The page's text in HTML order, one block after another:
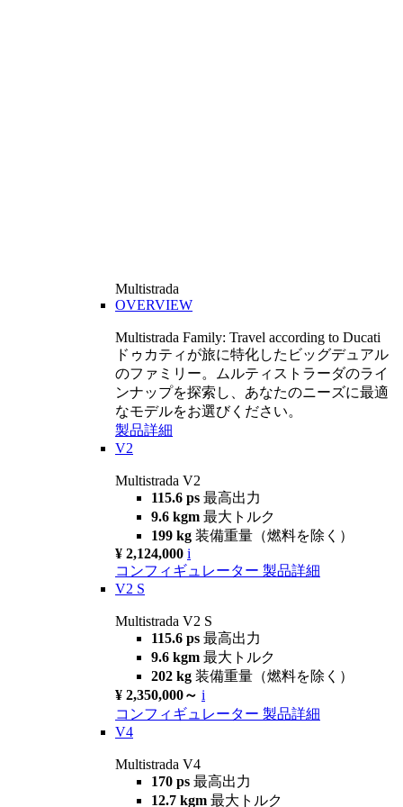
Multistrada
OVERVIEW
Multistrada Family: Travel according to Ducati
ドゥカティが旅に特化したビッグデュアル
のファミリー。ムルティストラーダのライ
ンナップを探索し、あなたのニーズに最適
なモデルをお選びください。
製品詳細
V2
Multistrada V2
115.6 ps 最高出力
9.6 kgm 最大トルク
199 kg 装備重量（燃料を除く）
¥ 2,124,000 i
コンフィギュレーター 製品詳細
V2 S
Multistrada V2 S
115.6 ps 最高出力
9.6 kgm 最大トルク
202 kg 装備重量（燃料を除く）
¥ 2,350,000～ i
コンフィギュレーター 製品詳細
V4
Multistrada V4
170 ps 最高出力
12.7 kgm 最大トルク